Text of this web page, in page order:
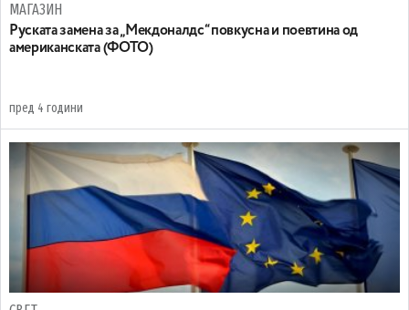
МАГАЗИН
Руската замена за „Мекдоналдс“ повкусна и поевтина од
американската (ФОТО)
пред 4 години